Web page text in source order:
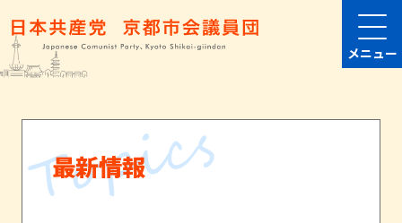
メニュー
最新情報